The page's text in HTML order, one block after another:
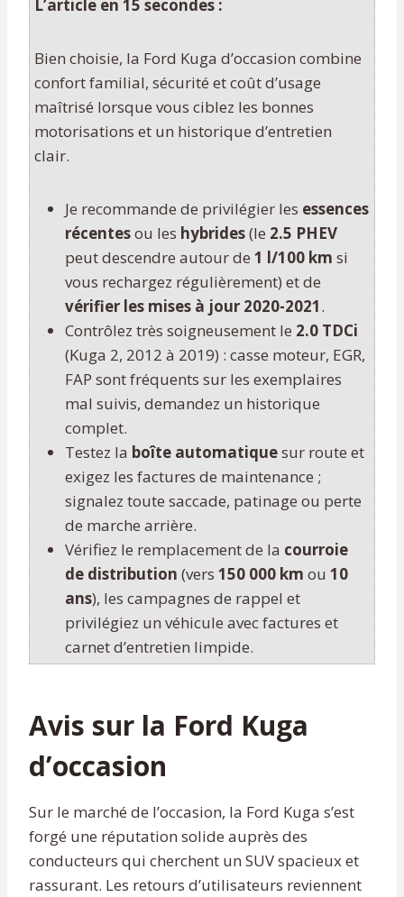
L’article en 15 secondes :
Bien choisie, la Ford Kuga d’occasion combine
confort familial, sécurité et coût d’usage
maîtrisé lorsque vous ciblez les bonnes
motorisations et un historique d’entretien
clair.
Je recommande de privilégier les essences
récentesou les hybrides(le 2.5 PHEV
peut descendre autour de 1 l/100 km si
vous rechargez régulièrement) et de
vérifier les mises à jour 2020-2021.
Contrôlez très soigneusement le 2.0 TDCi
(Kuga 2, 2012 à 2019) : casse moteur, EGR,
FAP sont fréquents sur les exemplaires
mal suivis, demandez un historique
complet.
Testez la boîte automatiquesur route et
exigez les factures de maintenance ;
signalez toute saccade, patinage ou perte
de marche arrière.
Vérifiez le remplacement de la courroie
de distribution (vers 150 000 km ou 10
ans), les campagnes de rappel et
privilégiez un véhicule avec factures et
carnet d’entretien limpide.
Avis sur la Ford Kuga
d’occasion
Sur le marché de l’occasion, la Ford Kuga s’est
forgé une réputation solide auprès des
conducteurs qui cherchent un SUV spacieux et
rassurant. Les retours d’utilisateurs reviennent